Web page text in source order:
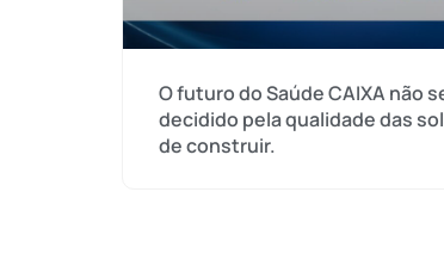
O futuro do Saúde CAIXA não
decidido pela qualidade das
de construir.